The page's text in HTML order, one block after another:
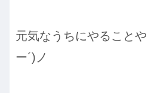
元気なうちにやること
ー´)ノ